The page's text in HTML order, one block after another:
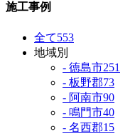
施工事例
全て553
地域別
- 徳島市251
- 板野郡73
- 阿南市90
- 鳴門市40
- 名西郡15